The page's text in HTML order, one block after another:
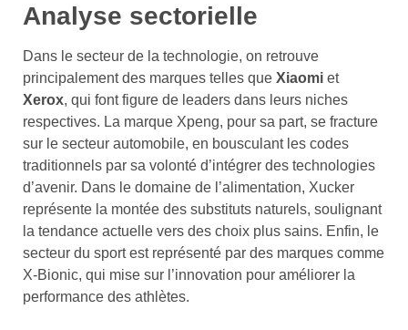
Analyse sectorielle
Dans le secteur de la technologie, on retrouve
principalement des marques telles que Xiaomi et
Xerox, qui font figure de leaders dans leurs niches
respectives. La marque Xpeng, pour sa part, se fracture
sur le secteur automobile, en bousculant les codes
traditionnels par sa volonté d’intégrer des technologies
d’avenir. Dans le domaine de l’alimentation, Xucker
représente la montée des substituts naturels, soulignant
la tendance actuelle vers des choix plus sains. Enfin, le
secteur du sport est représenté par des marques comme
X-Bionic, qui mise sur l’innovation pour améliorer la
performance des athlètes.